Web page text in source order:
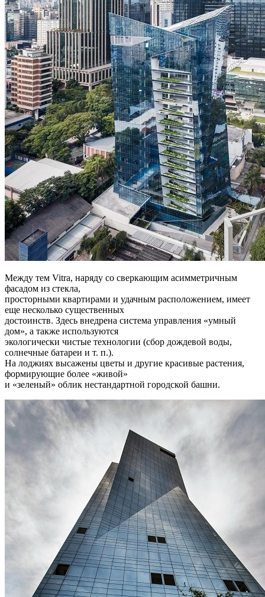
Между тем Vitra, наряду со сверкающим асимметричным
фасадом из стекла,
просторными квартирами и удачным расположением, имеет
еще несколько существенных
достоинств. Здесь внедрена система управления «умный
дом», а также используются
экологически чистые технологии (сбор дождевой воды,
солнечные батареи и т. п.).
На лоджиях высажены цветы и другие красивые растения,
формирующие более «живой»
и «зеленый» облик нестандартной городской башни.